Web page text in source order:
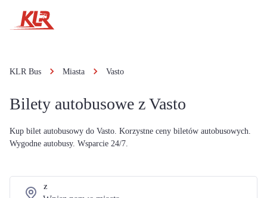
KLR Bus Miasta Vasto
Bilety autobusowe z Vasto
Kup bilet autobusowy do Vasto. Korzystne ceny biletów autobusowych.
Wygodne autobusy. Wsparcie 24/7.
Z